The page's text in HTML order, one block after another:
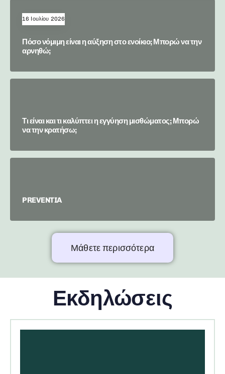
16 Ιουλίου 2026
Πόσο νόμιμη είναι η αύξηση στο ενοίκιο; Μπορώ να την
αρνηθώ;
Τι είναι και τι καλύπτει η εγγύηση μισθώματος; Μπορώ
να την κρατήσω;
PREVENTIA
Μάθετε περισσότερα
Εκδηλώσεις